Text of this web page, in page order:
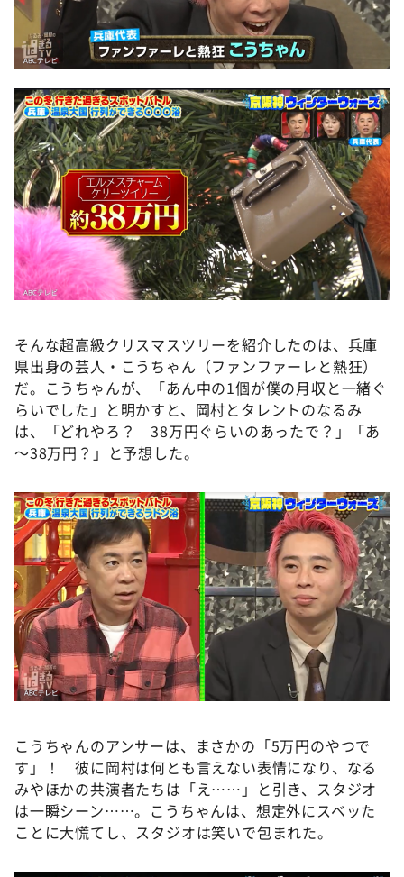
そんな超高級クリスマスツリーを紹介したのは、兵庫
県出身の芸人・こうちゃん（ファンファーレと熱狂）
だ。こうちゃんが、「あん中の1個が僕の月収と一緒ぐ
らいでした」と明かすと、岡村とタレントのなるみ
は、「どれやろ？ 38万円ぐらいのあったで？」「あ
～38万円？」と予想した。
こうちゃんのアンサーは、まさかの「5万円のやつで
す」！ 彼に岡村は何とも言えない表情になり、なる
みやほかの共演者たちは「え……」と引き、スタジオ
は一瞬シーン……。こうちゃんは、想定外にスベッた
ことに大慌てし、スタジオは笑いで包まれた。